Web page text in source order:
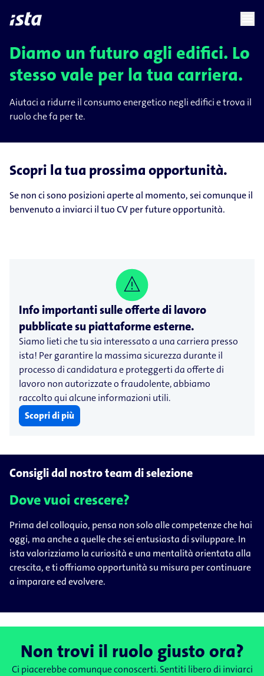
languagechevron_right
Diamo un futuro agli edifici. Lo
stesso vale per la tua carriera.
Aiutaci a ridurre il consumo energetico negli edifici e trova il
ruolo che fa per te.
Scopri la tua prossima opportunità.
Se non ci sono posizioni aperte al momento, sei comunque il
benvenuto a inviarci il tuo CV per future opportunità.
Info importanti sulle offerte di lavoro
pubblicate su piattaforme esterne.
Siamo lieti che tu sia interessato a una carriera presso
ista! Per garantire la massima sicurezza durante il
processo di candidatura e proteggerti da offerte di
lavoro non autorizzate o fraudolente, abbiamo
raccolto qui alcune informazioni utili.
Scopri di più
Consigli dal nostro team di selezione
Dove vuoi crescere?
Prima del colloquio, pensa non solo alle competenze che hai
oggi, ma anche a quelle che sei entusiasta di sviluppare. In
ista valorizziamo la curiosità e una mentalità orientata alla
crescita, e ti offriamo opportunità su misura per continuare
a imparare ed evolvere.
Non trovi il ruolo giusto ora?
Ci piacerebbe comunque conoscerti. Sentiti libero di inviarci